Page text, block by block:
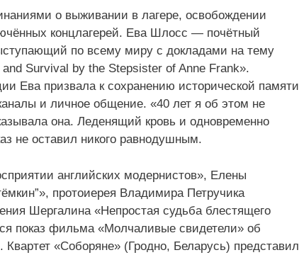
о выживании в лагере, освобождении
концлагерей. Ева Шлосс — почётный
по всему миру с докладами на тему
Survival by the Stepsister of Anne Frank».
Ева призвала к сохранению исторической памяти
и личное общение. «40 лет я об этом не
она. Леденящий кровь и одновременно
не оставил никого равнодушным.
английских модернистов», Елены
протоиерея Владимира Петручика
Шергалина «Непростая судьба блестящего
показ фильма «Молчаливые свидетели» об
«Соборяне» (Гродно, Беларусь) представил